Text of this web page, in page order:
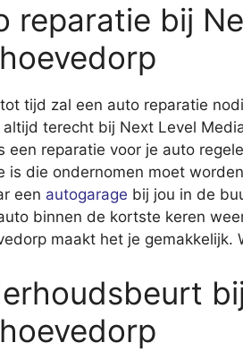
reparatie bij
tijd zal een auto reparatie
altijd terecht bij Next Level
een reparatie voor je auto
is die ondernomen moet
een autogarage bij jou in de
binnen de kortste keren
maakt het je gemakkelijk.